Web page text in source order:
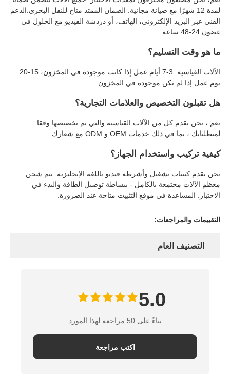
لمدة 12 شهرًا مع صيانة مجانية. الضمان الممتد متاح للنقل البحري.الدعم
الفني عبر البريد الإلكتروني، الهاتف، أو دردشة الفيديو مع الحلول في
غضون 24-48 ساعة.
ما هو وقت التسليم؟
الآلات القياسية: 3-7 أيام عمل إذا كانت موجودة في المخزون، 15-20
يوم عمل إذا لم تكن موجودة في المخزون.
هل تقبلون التخصيص والعلامات التجارية؟
نعم ، نحن نقدم كل من الآلات القياسية والتي تم تخصيصها وفقا
لمتطلباتك ، بما في ذلك خدمات OEM و ODM مع شعارك.
كيفية تركيب واستخدام الجهاز؟
نحن نقدم كتيبات تشغيل وأشرطة فيديو باللغة الإنجليزية. يتم شحن
معظم الآلات مجتمعة بالكامل - ببساطة توصيل الطاقة والبدء في
الاختبار. المساعدة في موقع التثبيت متاحة عند الضرورة.
التقييمات والمراجعات:
التصنيف العام
5.0
بناءً على 50 مراجعة لهذا المورد
اكتب مراجعة